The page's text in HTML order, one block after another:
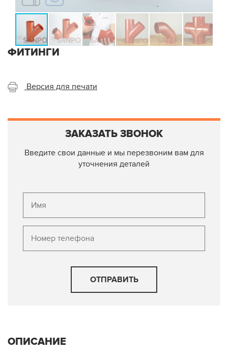
ФИТИНГИ
Версия для печати
ЗАКАЗАТЬ ЗВОНОК
Введите свои данные и мы перезвоним вам для
уточнения деталей
ОТПРАВИТЬ
ОПИСАНИЕ